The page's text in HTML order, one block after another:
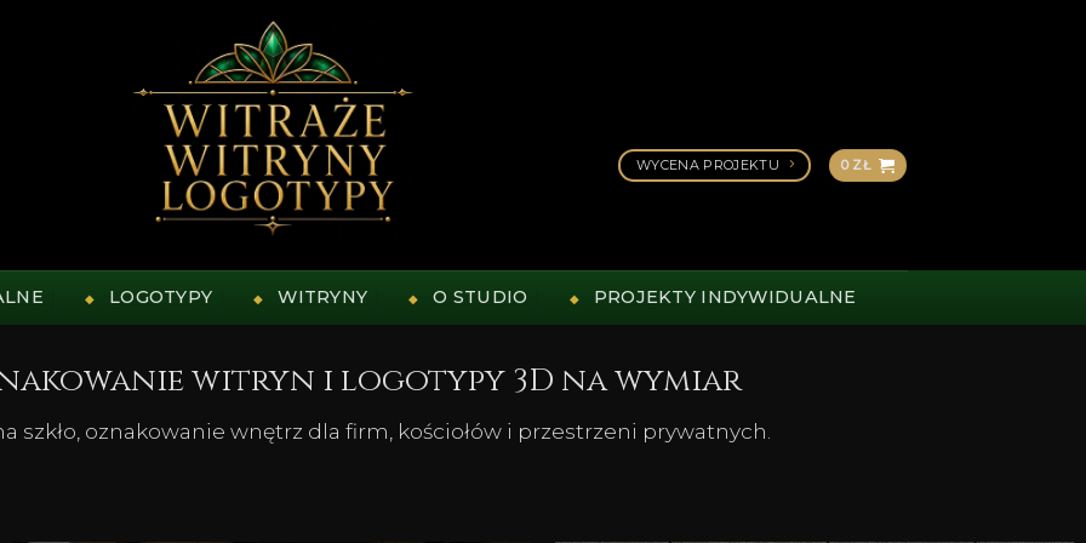
WYCENA PROJEKTU 0 ZŁ
LOGOTYPY WITRYNY O STUDIO PROJEKTY INDYWIDUALNE
witryn i logotypy 3D na wymiar
szkło, oznakowanie wnętrz dla firm, kościołów i przestrzeni prywatnych.